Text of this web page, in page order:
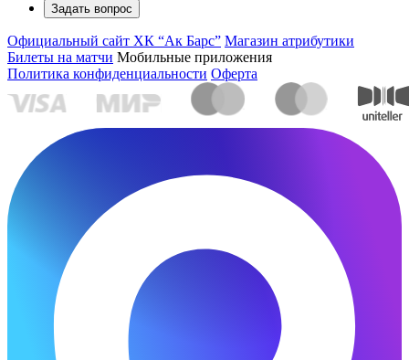
Задать вопрос
Официальный сайт ХК “Ак Барс” Магазин атрибутики
Билеты на матчи Мобильные приложения
Политика конфиденциальности Оферта